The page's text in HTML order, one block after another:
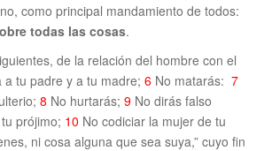
como principal mandamiento de todos:
todas las cosas.
de la relación del hombre con el
a tu padre y a tu madre; 6 No matarás: 7
8 No hurtarás; 9 No dirás falso
prójimo; 10 No codiciar la mujer de tu
ni cosa alguna que sea suya,” cuyo fin